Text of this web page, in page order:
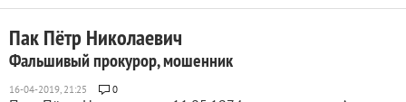
Пак Пётр Николаевич
Фальшивый прокурор, мошенник
0